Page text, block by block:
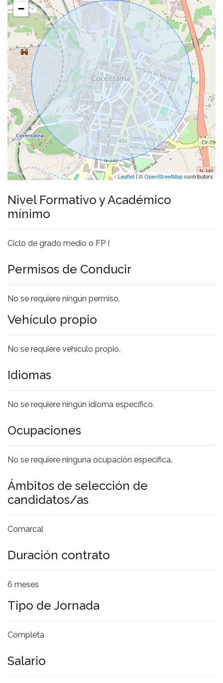
−
Leaflet| ©OpenStreetMapcontributors
Nivel Formativo y Académico
mínimo
Ciclo de grado medio o FP I
Permisos de Conducir
No se requiere ningún permiso.
Vehículo propio
No se requiere vehículo propio.
Idiomas
No se requiere ningún idioma específico.
Ocupaciones
No se requiere ninguna ocupación específica.
Ámbitos de selección de
candidatos/as
Comarcal
Duración contrato
6 meses
Tipo de Jornada
Completa
Salario